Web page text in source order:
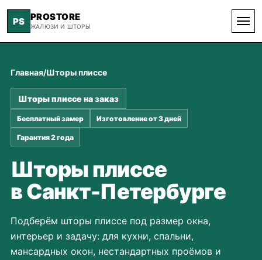
PS PROSTORE
ЖАЛЮЗИ И ШТОРЫ
Главная/Шторы плиссе
Шторы плиссе на заказ
Бесплатный замер Изготовление от 3 дней
Гарантия 2 года
Шторы плиссе
в Санкт-Петербурге
Подберём шторы плиссе под размер окна,
интерьер и задачу: для кухни, спальни,
мансардных окон, нестандартных проёмов и